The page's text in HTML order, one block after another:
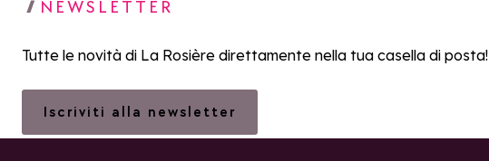
NEWSLETTER
Tutte le novità di La Rosière direttamente nella tua casella di posta!
Iscriviti alla newsletter